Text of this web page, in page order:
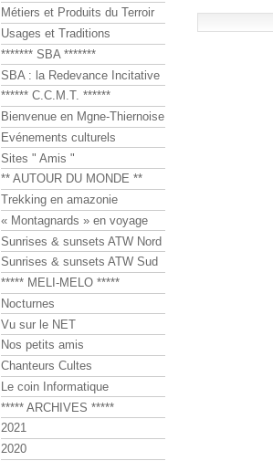
Métiers et Produits du Terroir
Usages et Traditions
******* SBA *******
SBA : la Redevance Incitative
****** C.C.M.T. ******
Bienvenue en Mgne-Thiernoise
Evénements culturels
Sites " Amis "
** AUTOUR DU MONDE **
Trekking en amazonie
« Montagnards » en voyage
Sunrises & sunsets ATW Nord
Sunrises & sunsets ATW Sud
***** MELI-MELO *****
Nocturnes
Vu sur le NET
Nos petits amis
Chanteurs Cultes
Le coin Informatique
***** ARCHIVES *****
2021
2020